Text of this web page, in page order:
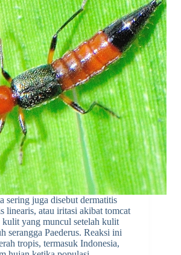
sering juga disebut dermatitis
linearis, atau iritasi akibat tomcat
kulit yang muncul setelah kulit
serangga Paederus. Reaksi ini
tropis, termasuk Indonesia,